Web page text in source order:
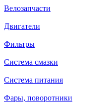
Велозапчасти
Двигатели
Фильтры
Система смазки
Система питания
Фары, поворотники